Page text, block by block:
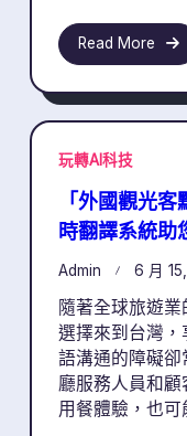
Read More
玩轉AI科技
「外國觀光
時翻譯系統助
Admin 6 月
隨著全球旅遊
選擇來到台灣
語溝通的障礙
廳服務人員和
用餐體驗，也